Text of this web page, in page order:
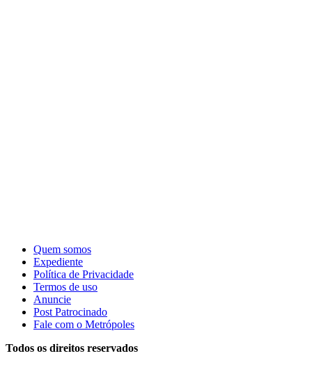
Quem somos
Expediente
Política de Privacidade
Termos de uso
Anuncie
Post Patrocinado
Fale com o Metrópoles
Todos os direitos reservados